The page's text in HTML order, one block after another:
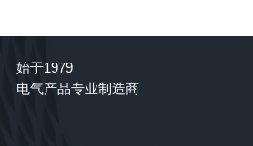
始于1979
电气产品专业制造商